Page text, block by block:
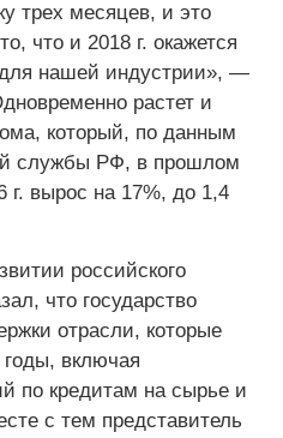
трех месяцев, и это
что и 2018 г. окажется
нашей индустрии», —
растет и
который, по данным
службы РФ, в прошлом
г. вырос на 17%, до 1,4
российского
что государство
отрасли, которые
включая
по кредитам на сырье и
с тем представитель